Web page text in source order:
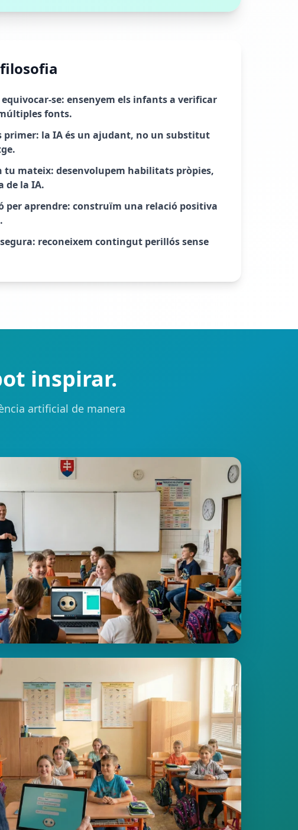
se: ensenyem els infants a verificar
fonts.
primer: la IA és un ajudant, no un substitut
tu mateix: desenvolupem habilitats pròpies,
de la IA.
per aprendre: construïm una relació positiva
reconeixem contingut perillós sense
inspirar.
artificial de manera